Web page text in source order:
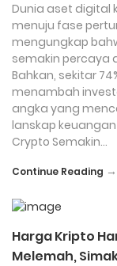
Dunia aset digital
menuju fase
mengungkap
semakin percaya
Bahkan, sekitar
menambah
angka yang
lanskap
Crypto Semakin…
Continue Reading →
Harga Kripto
Melemah,